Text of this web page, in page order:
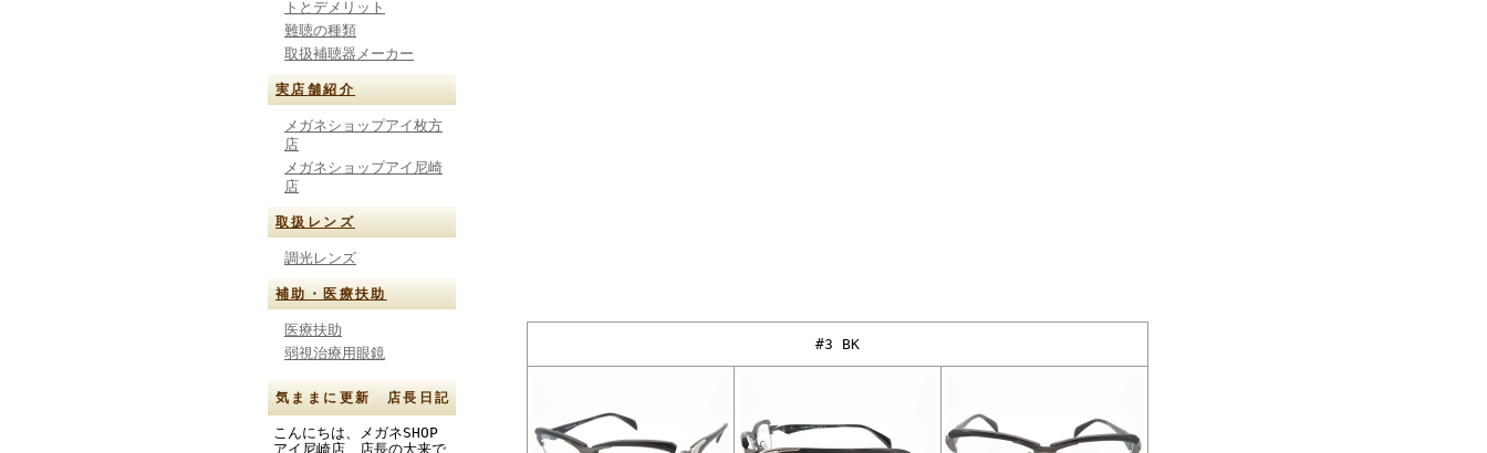
トとデメリット
難聴の種類
取扱補聴器メーカー
実店舗紹介
メガネショップアイ枚方
店
メガネショップアイ尼崎
店
取扱レンズ
調光レンズ
補助・医療扶助
医療扶助
弱視治療用眼鏡
気ままに更新 店長日記
こんにちは、メガネSHOP
アイ尼崎店 店長の大来で
#3 BK